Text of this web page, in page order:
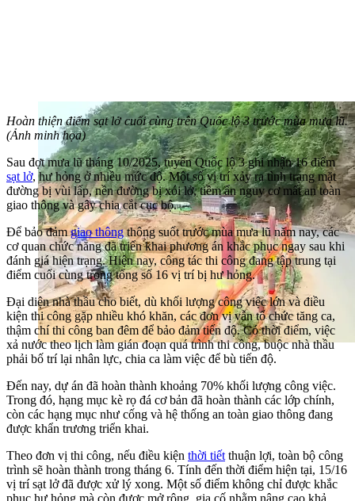
Hoàn thiện điểm sạt lở cuối cùng trên Quốc lộ 3 trước mùa mưa lũ.
(Ảnh minh họa)
Sau đợt mưa lũ tháng 10/2025, tuyến Quốc lộ 3 ghi nhận 16 điểm
sạt lở, hư hỏng ở nhiều mức độ. Một số vị trí xảy ra tình trạng mặt
đường bị vùi lấp, nền đường bị xói lở, tiềm ẩn nguy cơ mất an toàn
giao thông và gây chia cắt cục bộ.
Để bảo đảmgiao thôngthông suốt trước mùa mưa lũ năm nay, các
cơ quan chức năng đã triển khai phương án khắc phục ngay sau khi
đánh giá hiện trạng. Hiện nay, công tác thi công đang tập trung tại
điểm cuối cùng trong tổng số 16 vị trí bị hư hỏng.
Đại diện nhà thầu cho biết, dù khối lượng công việc lớn và điều
kiện thi công gặp nhiều khó khăn, các đơn vị vẫn tổ chức tăng ca,
thậm chí thi công ban đêm để bảo đảm tiến độ. Có thời điểm, việc
xả nước theo lịch làm gián đoạn quá trình thi công, buộc nhà thầu
phải bố trí lại nhân lực, chia ca làm việc để bù tiến độ.
Đến nay, dự án đã hoàn thành khoảng 70% khối lượng công việc.
Trong đó, hạng mục kè rọ đá cơ bản đã hoàn thành các lớp chính,
còn các hạng mục như cống và hệ thống an toàn giao thông đang
được khẩn trương triển khai.
Theo đơn vị thi công, nếu điều kiện thời tiết thuận lợi, toàn bộ công
trình sẽ hoàn thành trong tháng 6. Tính đến thời điểm hiện tại, 15/16
vị trí sạt lở đã được xử lý xong. Một số điểm không chỉ được khắc